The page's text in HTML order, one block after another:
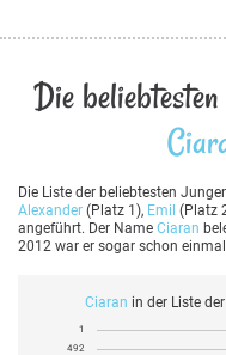
Die
Die Liste der beliebtesten
Alexander (Platz 1), Emil (Platz
angeführt. Der Name Ciaran
2012 war er sogar schon
Ciaran in der Liste
1
492